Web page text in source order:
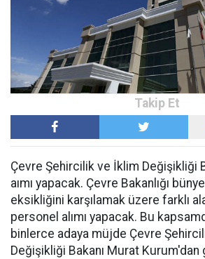
Çevre Şehircilik ve İklim Değişikliği
aımı yapacak. Çevre Bakanlığı
eksikliğini karşılamak üzere farklı
personel alımı yapacak. Bu
binlerce adaya müjde Çevre
Değişikliği Bakanı Murat Kurum'dan